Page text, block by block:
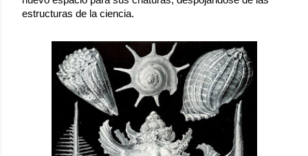
estructuras de la ciencia.